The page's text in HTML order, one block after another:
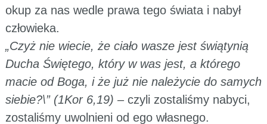
okup za nas wedle prawa tego świata i nabył
człowieka.
„Czyż nie wiecie, że ciało wasze jest świątynią
Ducha Świętego, który w was jest, a którego
macie od Boga, i że już nie należycie do samych
siebie?\” (1Kor 6,19) –czyli zostaliśmy nabyci,
zostaliśmy uwolnieni od ego własnego.